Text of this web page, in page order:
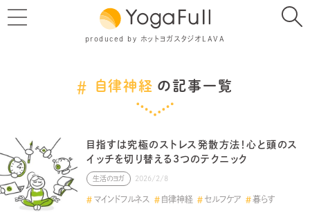
produced by ホットヨガスタジオLAVA
自律神経 の記事一覧
目指すは究極のストレス発散方法！心と頭のス
イッチを切り替える3つのテクニック
生活のヨガ 2026/2/8
マインドフルネス 自律神経 セルフケア 暮らす